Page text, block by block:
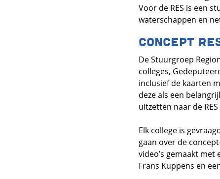
Voor de RES is een
waterschappen en
CONCEPT
De Stuurgroep
colleges,
inclusief de kaarten
deze als een
uitzetten naar de
Elk college is
gaan over de
video’s gemaakt
Frans Kuppens en